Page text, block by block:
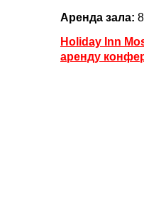
Аренда зала:
Holiday Inn
аренду